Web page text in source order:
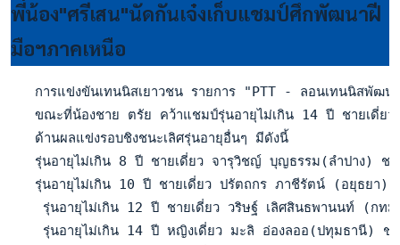
พี่น้อง"ศรีเสน"นัดกันเจ๋งเก็บแชมป์ศึกพัฒนาฝี
มือฯภาคเหนือ
การแข่งขันเทนนิสเยาวชน รายการ "PTT - ลอนเทนนิสพัฒ
ขณะที่น้องชาย ตรัย คว้าแชมป์รุ่นอายุไม่เกิน 14 ปี ชายเดี่ย
   ด้านผลแข่งรอบชิงชนะเลิศรุ่นอายุอื่นๆ มีดังนี้
รุ่นอายุไม่เกิน 8 ปี ชายเดี่ยว จารุวิชญ์ บุญธรรม(ลำปาง)
รุ่นอายุไม่เกิน 10 ปี ชายเดี่ยว ปรัตถกร ภาชีรัตน์ (อยุธยา
รุ่นอายุไม่เกิน 12 ปี ชายเดี่ยว วริษฐ์ เลิศสินธพานนท์ (ก
รุ่นอายุไม่เกิน 14 ปี หญิงเดี่ยว มะลิ อ่องลออ(ปทุมธานี)